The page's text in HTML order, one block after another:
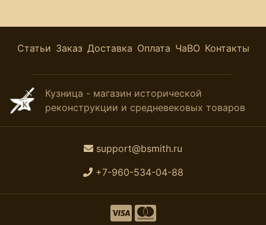
Статьи Заказ Доставка Оплата ЧаВО Контакты
Кузница - магазин исторической
реконструкции и средневековых товаров
support@bsmith.ru
+7-960-534-04-88